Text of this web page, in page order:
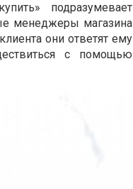
подразумевает
менеджеры магазина
они ответят ему
с помощью